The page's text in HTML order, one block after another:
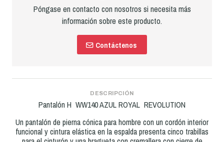
Póngase en contacto con nosotros si necesita más
información sobre este producto.
Contáctenos
DESCRIPCIÓN
Pantalón H WW140 AZUL ROYAL REVOLUTION
Un pantalón de pierna cónicapara hombre con un cordón interior
funcional y cintura elástica en la espalda presenta cinco trabillas